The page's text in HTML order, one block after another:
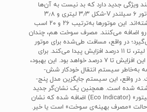
ویژگی جدید دارد که بد نیست به آن‌ها
اشاره کنیم: دو موتور ۶ سیلندر V-شکل ۳٫۳ لیتری و ۳٫۸
لیتری به آزرا برگشته‌اند. این موتورها به‌ترتیب ۲۶ و ۲۰ اسب
اضافه می‌کنند. مصرف سوخت هم، چندان
در واقع، مسافت طی‌شده برای موتور
V6 با ظرفیت ۳٫۳ لیتر، تا ۱۱ درصد افزایش پیدا می‌کند. برای
موتور ۳٫۸ لیتری، این افزایش تا ۷ درصد خواهد بود. این بهبود،
به‌خاطر سیستم انتقال خودکار شش-
در واقع، این سیستم جایگزین مدل پنج-
شده است. همچنین یک نشان‌گر جدید
به نام «اکو ایندیکیتور» (Eco Indicator) اضافه شده که نشان
«مصرف بهینه‌ی سوخت» است یا خیر.